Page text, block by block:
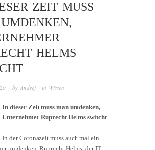
ZEIT MUSS
HELMS
· by Andrej · in Wissen
In dieser Zeit muss man umdenken,
Unternehmer Ruprecht Helms switcht
In der Coronazeit muss auch mal ein
umdenken. Ruprecht Helms, der IT-